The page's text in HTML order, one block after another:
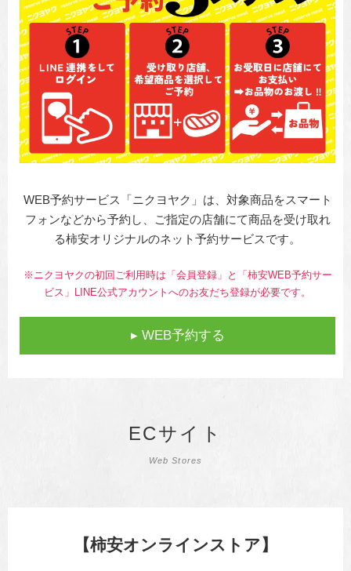
WEB予約サービス「ニクヨヤク」は、対象商品をスマート
フォンなどから予約し、ご指定の店舗にて商品を受け取れ
る柿安オリジナルのネット予約サービスです。
※ニクヨヤクの初回ご利用時は「会員登録」と「柿安WEB予約サー
ビス」LINE公式アカウントへのお友だち登録が必要です。
▸ WEB予約する
ECサイト
Web Stores
【柿安オンラインストア】